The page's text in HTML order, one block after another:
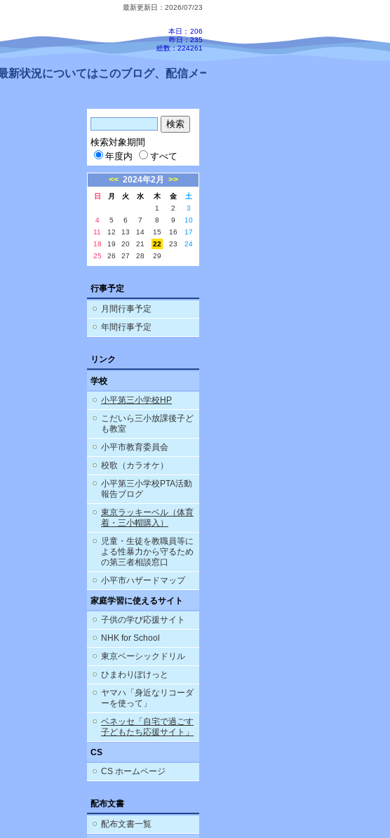
最新更新日：2026/07/23
本日： 206
昨日：235
総数：224261
状況についてはこのブログ、配信メールをご確認ください。
検索対象期間
年度内
すべて
<< 2024年2月 >>
日 月 火 水 木 金
土
1
2
3
4
5 6 7 8 9
10
11
12 13 14 15 16
17
18
19 20 21 22 23
24
25
26 27 28 29
行事予定
月間行事予定
年間行事予定
リンク
学校
小平第三小学校HP
こだいら三小放課後子ど
も教室
小平市教育委員会
校歌（カラオケ）
小平第三小学校PTA活動
報告ブログ
東京ラッキーベル（体育
着・三小帽購入）
児童・生徒を教職員等に
よる性暴力から守るため
の第三者相談窓口
小平市ハザードマップ
家庭学習に使えるサイト
子供の学び応援サイト
NHK for School
東京ベーシックドリル
ひまわりぽけっと
ヤマハ「身近なリコーダ
ーを使って」
ベネッセ「自宅で過ごす
子どもたち応援サイト」
CS
CS ホームページ
配布文書
配布文書一覧